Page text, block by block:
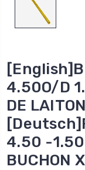
4.50O/D
DE
4.50 -
BUCHON